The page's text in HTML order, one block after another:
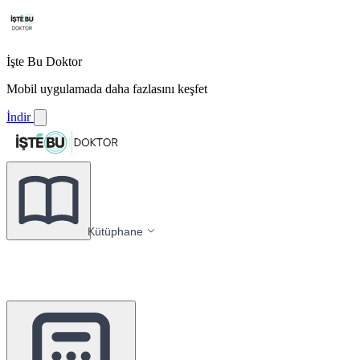
İşte Bu Doktor
Mobil uygulamada daha fazlasını keşfet
İndir
Kütüphane